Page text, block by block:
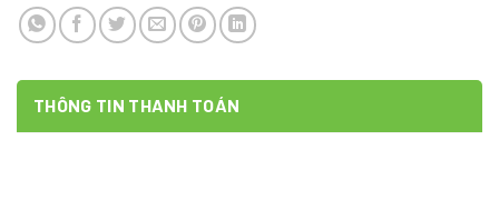
THÔNG TIN THANH TOÁN